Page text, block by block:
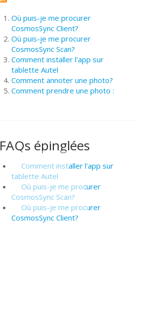
Où puis-je me procurer
CosmosSync Client?
Où puis-je me procurer
CosmosSync Scan?
Comment installer l'app sur
tablette Autel
Comment annoter une photo?
Comment prendre une photo :
FAQs épinglées
Comment installer l'app sur
tablette Autel
Où puis-je me procurer
CosmosSync Scan?
Où puis-je me procurer
CosmosSync Client?